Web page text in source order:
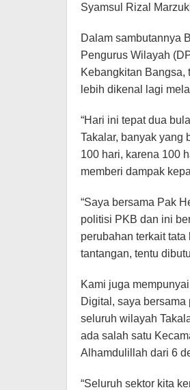
Syamsul Rizal
Dalam sambutannya
Pengurus Wilayah
Kebangkitan Bangsa,
lebih dikenal lagi
“Hari ini tepat dua
Takalar, banyak yang
100 hari, karena 100
memberi dampak
“Saya bersama Pak
politisi PKB dan ini
perubahan terkait
tantangan, tentu
Kami juga
Digital, saya
seluruh wilayah
ada salah satu
Alhamdulillah dari 6
“Seluruh sektor kita